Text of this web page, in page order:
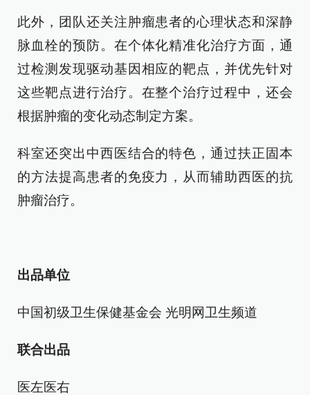
此外，团队还关注肿瘤患者的心理状态和深静
脉血栓的预防。在个体化精准化治疗方面，通
过检测发现驱动基因相应的靶点，并优先针对
这些靶点进行治疗。在整个治疗过程中，还会
根据肿瘤的变化动态制定方案。
科室还突出中西医结合的特色，通过扶正固本
的方法提高患者的免疫力，从而辅助西医的抗
肿瘤治疗。
出品单位
中国初级卫生保健基金会 光明网卫生频道
联合出品
医左医右